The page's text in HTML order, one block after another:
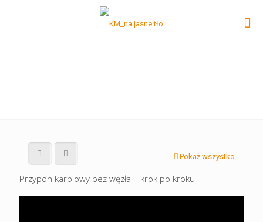
Pokaż wszystko
Przypon karpiowy bez węzła – krok po kroku